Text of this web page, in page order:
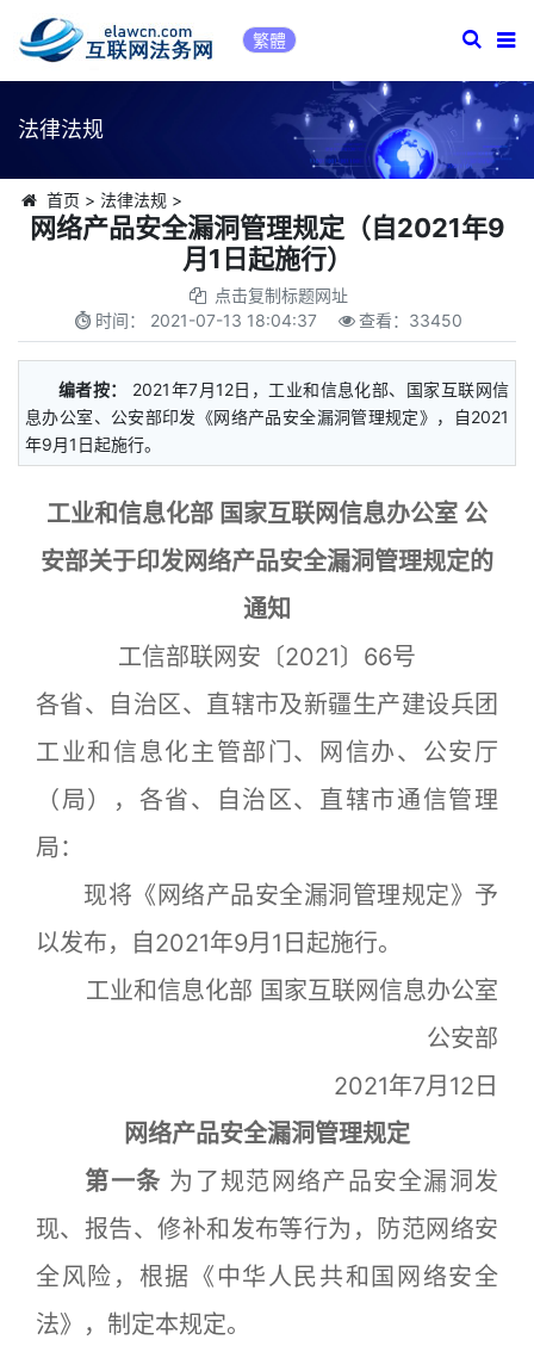
繁體
法律法规
首页 > 法律法规 >
网络产品安全漏洞管理规定（自2021年9
月1日起施行）
点击复制标题网址
时间： 2021-07-13 18:04:37 查看： 33450
编者按：
2021年7月12日，工业和信息化部、国家互联网信
息办公室、公安部印发《网络产品安全漏洞管理规定》，自2021
年9月1日起施行。
工业和信息化部 国家互联网信息办公室 公
安部关于印发网络产品安全漏洞管理规定的
通知
工信部联网安〔2021〕66号
各省、自治区、直辖市及新疆生产建设兵团
工业和信息化主管部门、网信办、公安厅
（局），各省、自治区、直辖市通信管理
局：
现将《网络产品安全漏洞管理规定》予
以发布，自2021年9月1日起施行。
工业和信息化部 国家互联网信息办公室
公安部
2021年7月12日
网络产品安全漏洞管理规定
第一条 为了规范网络产品安全漏洞发
现、报告、修补和发布等行为，防范网络安
全风险，根据《中华人民共和国网络安全
法》，制定本规定。